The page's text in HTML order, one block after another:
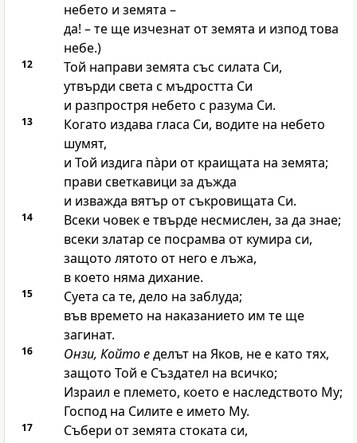
небето и земята –
да! – те ще изчезнат от земята и изпод това
небе.)
12
Той направи земята със силата Си,
утвърди света с мъдростта Си
и разпростря небето с разума Си.
13
Когато издава гласа Си, водите на небето
шумят,
и Той издига па̀ри от краищата на земята;
прави светкавици за дъжда
и изважда вятър от съкровищата Си.
14
Всеки човек е твърде несмислен, за да знае;
всеки златар се посрамва от кумира си,
защото лятото от него е лъжа,
в което няма дихание.
15
Суета са те, дело на заблуда;
във времето на наказанието им те ще
загинат.
16 Онзи, Който еделът на Яков, не е като тях,
защото Той е Създател на всичко;
Израил е племето, което е наследството Му;
Господна Силите е името Му.
17
Събери от земята стоката си,